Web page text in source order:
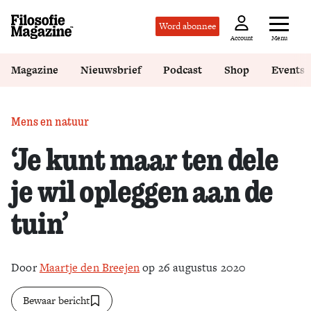
Word abonnee
Account Menu
Magazine Nieuwsbrief Podcast Shop Events
Mens en natuur
‘Je kunt maar ten dele
je wil opleggen aan de
tuin’
DoorMaartje den Breejenop 26 augustus 2020
Bewaar bericht